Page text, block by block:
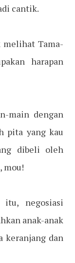
cantik.
melihat Tama-
harapan
main dengan
pita yang kau
dibeli oleh
mou!
negosiasi
anak-anak
keranjang dan